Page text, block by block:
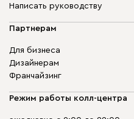
Написать руководству
Партнерам
Для бизнеса
Дизайнерам
Франчайзинг
Режим работы колл-центра